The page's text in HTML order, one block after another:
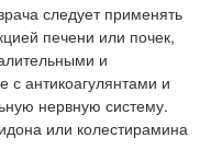
следует применять
печени или почек,
и
антикоагулянтами и
нервную систему.
или колестирамина